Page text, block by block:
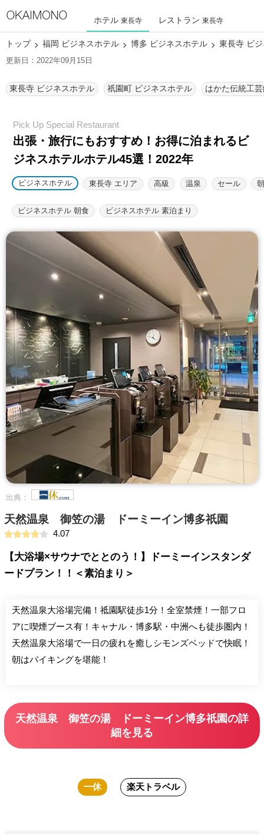
ホテル 東長寺 レストラン 東長寺
トップ 福岡 ビジネスホテル 博多 ビジネスホテル 東長寺 ビ
更新日：2022年09月15日
東長寺 ビジネスホテル 祇園町 ビジネスホテル
出張・旅行にもおすすめ！お得に泊まれるビ
ジネスホテルホテル45選！2022年
ビジネスホテル 東長寺 エリア 高級 温泉 セール
ビジネスホテル 朝食 ビジネスホテル 素泊まり
出典：
天然温泉 御笠の湯 ドーミーイン博多祇園
4.07
【大浴場×サウナでととのう！】ドーミーインスタンダ
ードプラン！！＜素泊まり＞
天然温泉大浴場完備！祗園駅徒歩1分！全室禁煙！一部フロ
アに喫煙ブース有！キャナル・博多駅・中洲へも徒歩圏内！
天然温泉大浴場で一日の疲れを癒しシモンズベッドで快眠！
朝はバイキングを堪能！
天然温泉 御笠の湯 ドーミーイン博多祇園の詳
細を見る
一休 楽天トラベル